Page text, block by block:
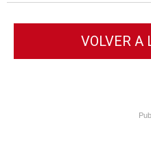
VOLVER A